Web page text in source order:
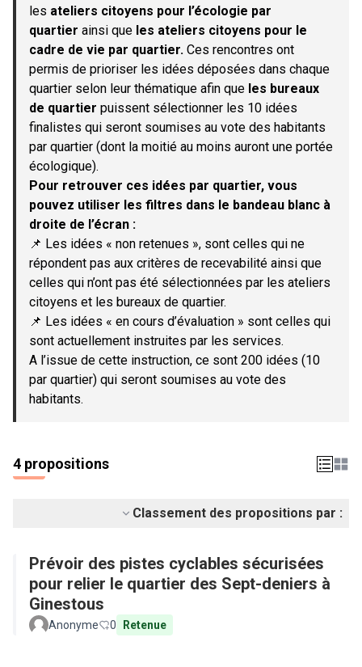
les ateliers citoyens pour l’écologie par
quartier ainsi que les ateliers citoyens pour le
cadre de vie par quartier. Ces rencontres ont
permis de prioriser les idées déposées dans chaque
quartier selon leur thématique afin que les bureaux
de quartier puissent sélectionner les 10 idées
finalistes qui seront soumises au vote des habitants
par quartier (dont la moitié au moins auront une portée
écologique).
Pour retrouver ces idées par quartier, vous
pouvez utiliser les filtres dans le bandeau blanc à
droite de l’écran :
📌 Les idées « non retenues », sont celles qui ne
répondent pas aux critères de recevabilité ainsi que
celles qui n’ont pas été sélectionnées par les ateliers
citoyens et les bureaux de quartier.
📌 Les idées « en cours d’évaluation » sont celles qui
sont actuellement instruites par les services.
A l’issue de cette instruction, ce sont 200 idées (10
par quartier) qui seront soumises au vote des
habitants.
4 propositions
Classement des propositions par :
Prévoir des pistes cyclables sécurisées
pour relier le quartier des Sept-deniers à
Ginestous
Anonyme 0 Retenue